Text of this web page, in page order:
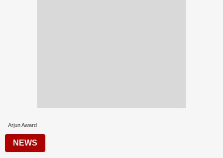
Arjun Award
NEWS